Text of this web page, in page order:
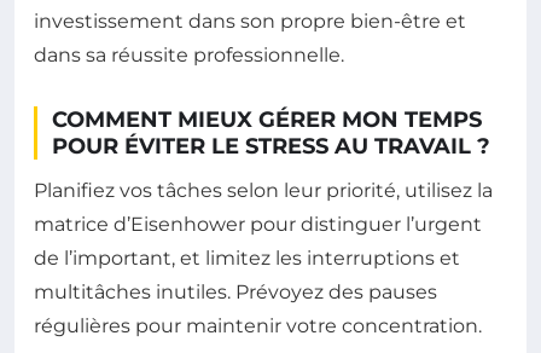
investissement dans son propre bien-être et
dans sa réussite professionnelle.
COMMENT MIEUX GÉRER MON TEMPS
POUR ÉVITER LE STRESS AU TRAVAIL ?
Planifiez vos tâches selon leur priorité, utilisez la
matrice d’Eisenhower pour distinguer l’urgent
de l’important, et limitez les interruptions et
multitâches inutiles. Prévoyez des pauses
régulières pour maintenir votre concentration.